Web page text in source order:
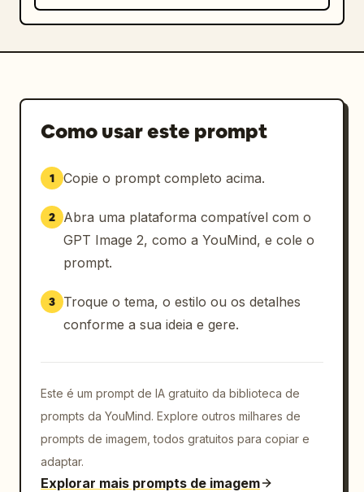
Como usar este prompt
1 Copie o prompt completo acima.
2
Abra uma plataforma compatível com o
GPT Image 2, como a YouMind, e cole o
prompt.
3
Troque o tema, o estilo ou os detalhes
conforme a sua ideia e gere.
Este é um prompt de IA gratuito da biblioteca de
prompts da YouMind. Explore outros milhares de
prompts de imagem, todos gratuitos para copiar e
adaptar.
Explorar mais prompts de imagem